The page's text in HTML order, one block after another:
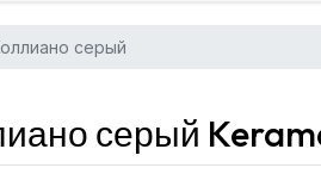
серый
серый